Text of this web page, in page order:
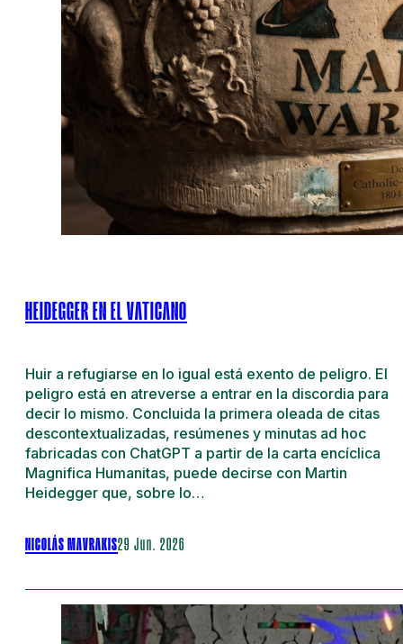
HEIDEGGER EN EL VATICANO
Huir a refugiarse en lo igual está exento de peligro. El
peligro está en atreverse a entrar en la discordia para
decir lo mismo. Concluida la primera oleada de citas
descontextualizadas, resúmenes y minutas ad hoc
fabricadas con ChatGPT a partir de la carta encíclica
Magnifica Humanitas, puede decirse con Martin
Heidegger que, sobre lo…
NICOLÁS MAVRAKIS29 Jun. 2026